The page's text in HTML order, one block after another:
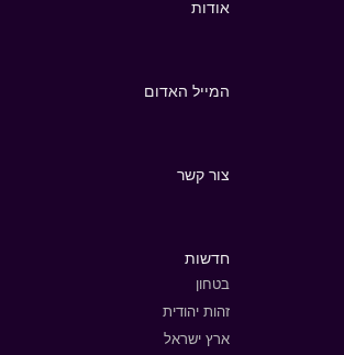
אודות
המייל האדום
צור קשר
חדשות
בטחון
זהות יהודית
ארץ ישראל